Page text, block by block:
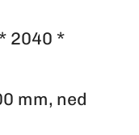
2040 *
mm, ned